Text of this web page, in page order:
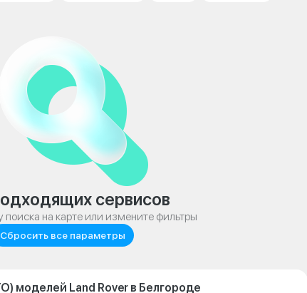
сервисов
поиска на карте или измените фильтры
Сбросить все параметры
моделей Land Rover в Белгороде